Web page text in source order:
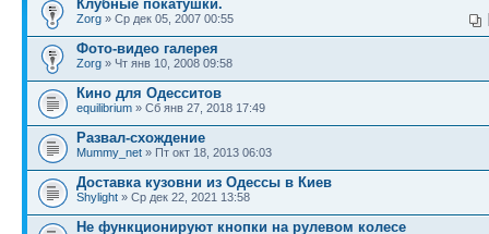
Клубные покатушки.
Zorg » Ср дек 05, 2007 00:55
Фото-видео галерея
Zorg » Чт янв 10, 2008 09:58
Кино для Одесситов
equilibrium » Сб янв 27, 2018 17:49
Развал-схождение
Mummy_net » Пт окт 18, 2013 06:03
Доставка кузовни из Одессы в Киев
Shylight » Ср дек 22, 2021 13:58
Не функционируют кнопки на рулевом колесе